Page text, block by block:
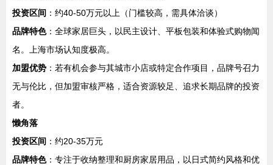
投资区间 ：约40-50万元以上（门槛较高，需具体洽谈）
品牌特色：全球家居巨头，以民主设计、平板包装和体验式购物闻
名。上海市场认知度极高。
加盟优势 ：若有机会参与其城市小店或特定合作项目，品牌号召力
无与伦比，但加盟审核严格，适合资源较足、追求长期品牌的投资
者。
懒角落
投资区间 ：约20-35万元
品牌特色：专注于收纳整理和厨房家居用品，以日式简约风格和优